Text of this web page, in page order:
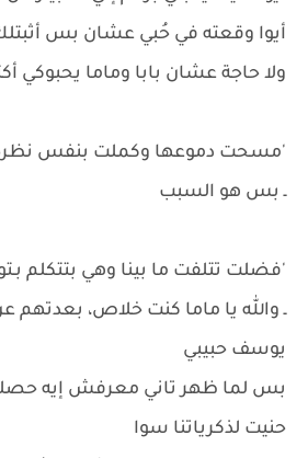
أيوا وقعته في حُبي عشان بس
ولا حاجة عشان بابا وماما يحبوكي
'مسحت دموعها وكملت بنفس
ـ بس هو السبب
'فضلت تتلفت ما بينا وهي بتتكلم
ـ والله يا ماما كنت خلاص، بعدتهم
يوسف حبيبي
بس لما ظهر تاني معرفش إيه
حنيت لذكرياتنا سوا